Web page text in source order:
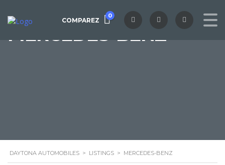
COMPAREZ
0
MERCEDES-BENZ
DAYTONA AUTOMOBILES > LISTINGS > MERCEDES-BENZ